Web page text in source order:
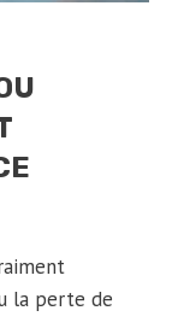
la perte de